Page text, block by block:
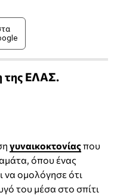
της ΕΛΑΣ.
γυναικοκτονίαςπου
όπου ένας
να ομολόγησε ότι
του μέσα στο σπίτι